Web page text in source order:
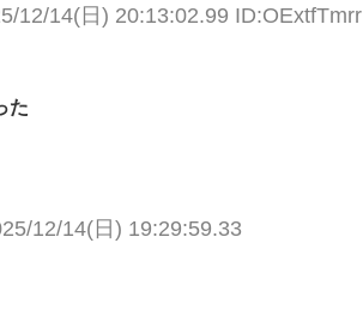
12/14(日) 20:13:02.99 ID:OExtfTmrr
た
12/14(日) 19:29:59.33